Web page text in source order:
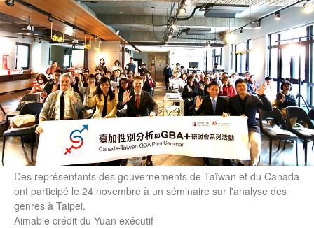
Des représentants des gouvernements de Taïwan et du Canada
ont participé le 24 novembre à un séminaire sur l'analyse des
genres à Taipei.
Aimable crédit du Yuan exécutif